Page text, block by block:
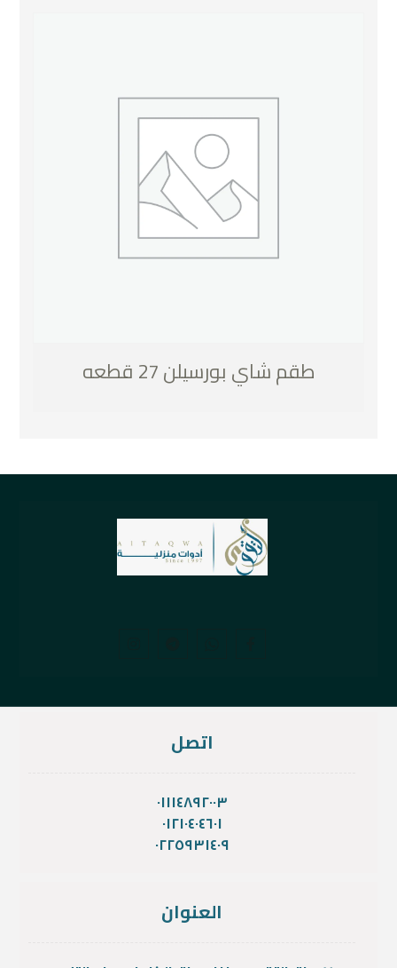
طقم شاي بورسيلن 27 قطعه
اتصل
٠١١١٤٨٩٢٠٠٣
٠١٢١٠٤٠٤٦٠١
٠٢٢٥٩٣١٤٠٩
العنوان